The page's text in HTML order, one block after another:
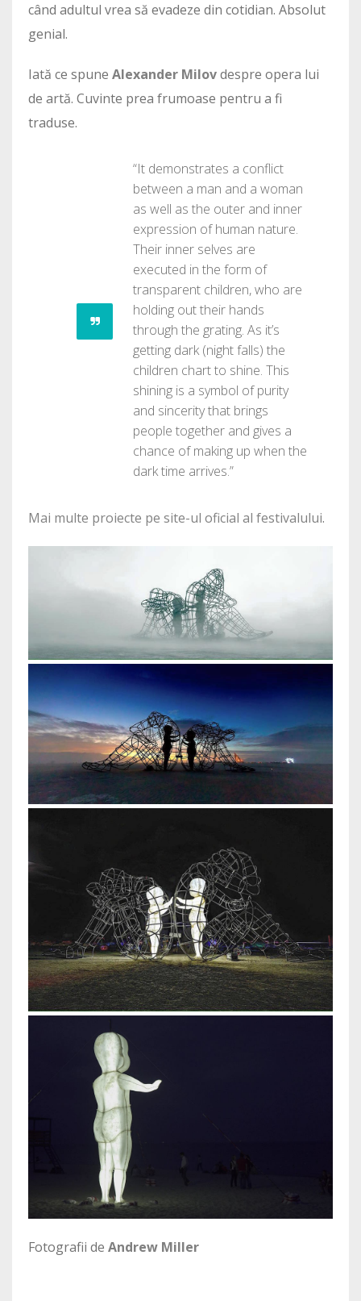
când adultul vrea să evadeze din cotidian. Absolut
genial.
Iată ce spune Alexander Milovdespre opera lui
de artă. Cuvinte prea frumoase pentru a fi
traduse.
“It demonstrates a conflict
between a man and a woman
as well as the outer and inner
expression of human nature.
Their inner selves are
executed in the form of
transparent children, who are
holding out their hands
through the grating. As it’s
getting dark (night falls) the
children chart to shine. This
shining is a symbol of purity
and sincerity that brings
people together and gives a
chance of making up when the
dark time arrives.”
Mai multe proiecte pe site-ul oficial al festivalului.
Fotografii de Andrew Miller